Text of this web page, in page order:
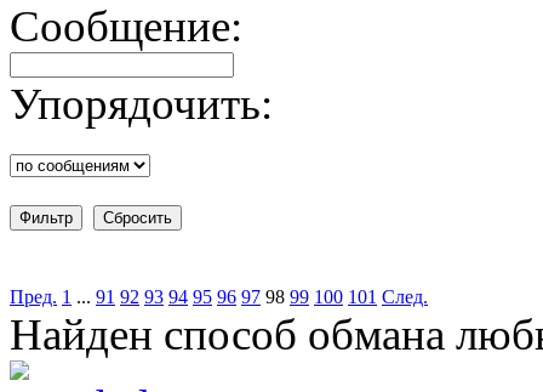
Сообщение:
Упорядочить:
Пред. 1 ... 91 92 93 94 95 96 97 98 99 100 101 След.
Найден способ обмана